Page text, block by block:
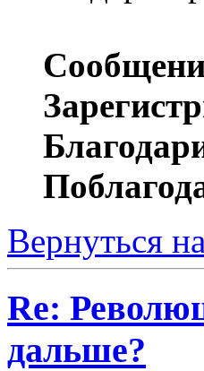
Вернуться
Re:
дальше?